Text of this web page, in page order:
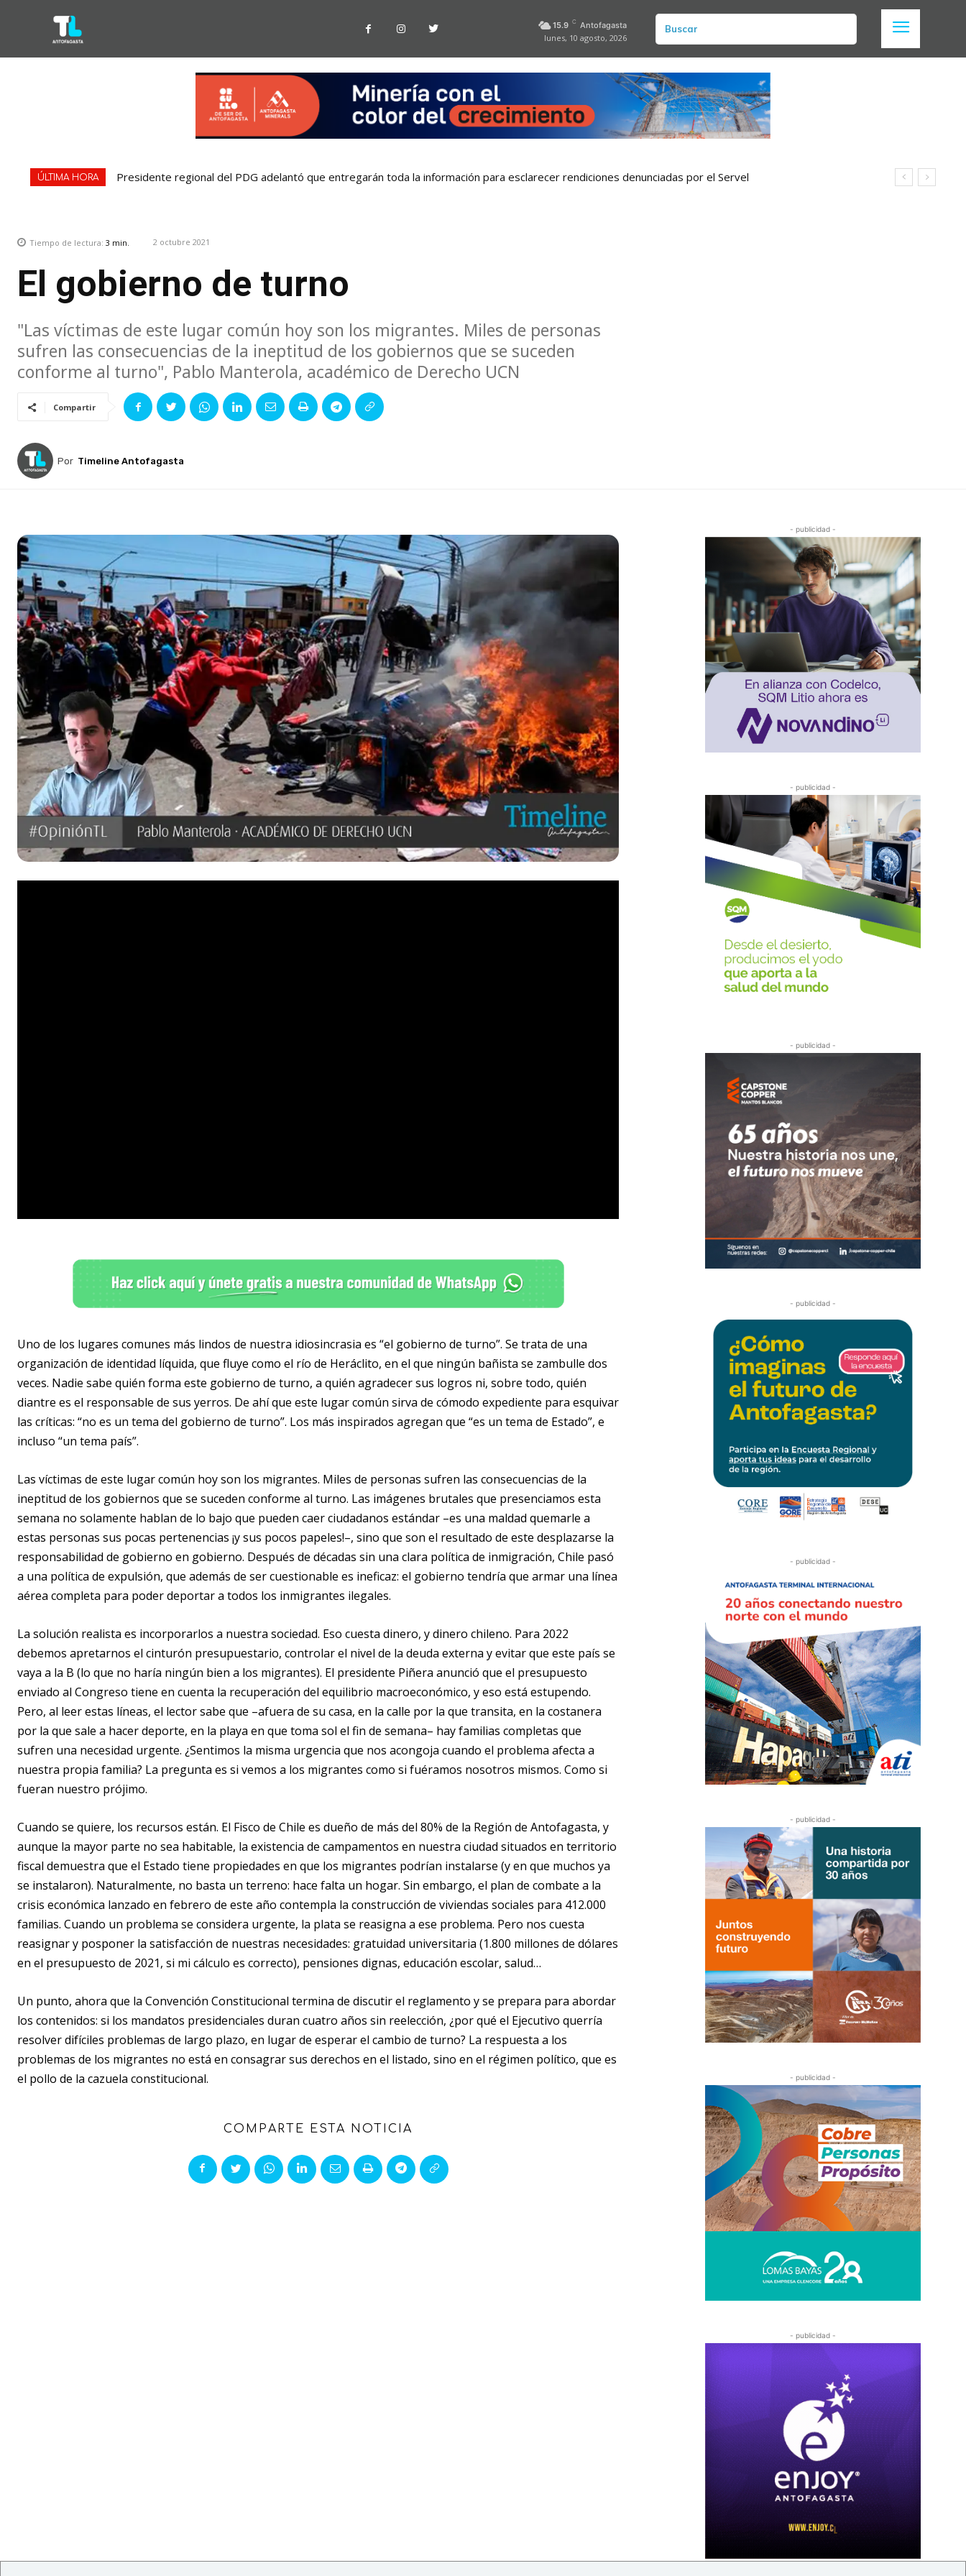
15.9 C Antofagasta
lunes, 10 agosto, 2026
Buscar
ÚLTIMA HORA Presidente regional del PDG adelantó que entregarán toda la información para esclarecer rendiciones denunciadas por el Servel
Tiempo de lectura: 3 min. 2 octubre 2021
El gobierno de turno
"Las víctimas de este lugar común hoy son los migrantes. Miles de personas
sufren las consecuencias de la ineptitud de los gobiernos que se suceden
conforme al turno", Pablo Manterola, académico de Derecho UCN
Compartir
Por Timeline Antofagasta
Uno de los lugares comunes más lindos de nuestra idiosincrasia es “el gobierno de turno”. Se trata de una
organización de identidad líquida, que fluye como el río de Heráclito, en el que ningún bañista se zambulle dos
veces. Nadie sabe quién forma este gobierno de turno, a quién agradecer sus logros ni, sobre todo, quién
diantre es el responsable de sus yerros. De ahí que este lugar común sirva de cómodo expediente para esquivar
las críticas: “no es un tema del gobierno de turno”. Los más inspirados agregan que “es un tema de Estado”, e
incluso “un tema país”.
Las víctimas de este lugar común hoy son los migrantes. Miles de personas sufren las consecuencias de la
ineptitud de los gobiernos que se suceden conforme al turno. Las imágenes brutales que presenciamos esta
semana no solamente hablan de lo bajo que pueden caer ciudadanos estándar –es una maldad quemarle a
estas personas sus pocas pertenencias ¡y sus pocos papeles!–, sino que son el resultado de este desplazarse la
responsabilidad de gobierno en gobierno. Después de décadas sin una clara política de inmigración, Chile pasó
a una política de expulsión, que además de ser cuestionable es ineficaz: el gobierno tendría que armar una línea
aérea completa para poder deportar a todos los inmigrantes ilegales.
La solución realista es incorporarlos a nuestra sociedad. Eso cuesta dinero, y dinero chileno. Para 2022
debemos apretarnos el cinturón presupuestario, controlar el nivel de la deuda externa y evitar que este país se
vaya a la B (lo que no haría ningún bien a los migrantes). El presidente Piñera anunció que el presupuesto
enviado al Congreso tiene en cuenta la recuperación del equilibrio macroeconómico, y eso está estupendo.
Pero, al leer estas líneas, el lector sabe que –afuera de su casa, en la calle por la que transita, en la costanera
por la que sale a hacer deporte, en la playa en que toma sol el fin de semana– hay familias completas que
sufren una necesidad urgente. ¿Sentimos la misma urgencia que nos acongoja cuando el problema afecta a
nuestra propia familia? La pregunta es si vemos a los migrantes como si fuéramos nosotros mismos. Como si
fueran nuestro prójimo.
Cuando se quiere, los recursos están. El Fisco de Chile es dueño de más del 80% de la Región de Antofagasta, y
aunque la mayor parte no sea habitable, la existencia de campamentos en nuestra ciudad situados en territorio
fiscal demuestra que el Estado tiene propiedades en que los migrantes podrían instalarse (y en que muchos ya
se instalaron). Naturalmente, no basta un terreno: hace falta un hogar. Sin embargo, el plan de combate a la
crisis económica lanzado en febrero de este año contempla la construcción de viviendas sociales para 412.000
familias. Cuando un problema se considera urgente, la plata se reasigna a ese problema. Pero nos cuesta
reasignar y posponer la satisfacción de nuestras necesidades: gratuidad universitaria (1.800 millones de dólares
en el presupuesto de 2021, si mi cálculo es correcto), pensiones dignas, educación escolar, salud…
Un punto, ahora que la Convención Constitucional termina de discutir el reglamento y se prepara para abordar
los contenidos: si los mandatos presidenciales duran cuatro años sin reelección, ¿por qué el Ejecutivo querría
resolver difíciles problemas de largo plazo, en lugar de esperar el cambio de turno? La respuesta a los
problemas de los migrantes no está en consagrar sus derechos en el listado, sino en el régimen político, que es
el pollo de la cazuela constitucional.
COMPARTE ESTA NOTICIA
- publicidad -
- publicidad -
- publicidad -
- publicidad -
- publicidad -
- publicidad -
- publicidad -
- publicidad -